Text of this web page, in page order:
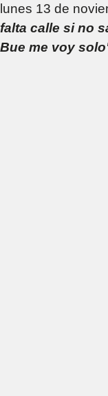
lunes 13 de
falta calle si no
Bue me voy